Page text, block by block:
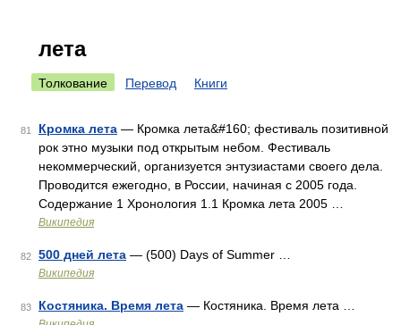
лета
Толкование Перевод Книги
81 Кромка лета — Кромка лета&#160; фестиваль позитивной
рок этно музыки под открытым небом. Фестиваль
некоммерческий, организуется энтузиастами своего дела.
Проводится ежегодно, в России, начиная с 2005 года.
Содержание 1 Хронология 1.1 Кромка лета 2005 …
Википедия
82 500 дней лета — (500) Days of Summer …
Википедия
83 Костяника. Время лета — Костяника. Время лета …